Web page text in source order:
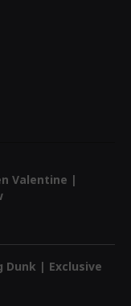
Valentine |
Dunk | Exclusive